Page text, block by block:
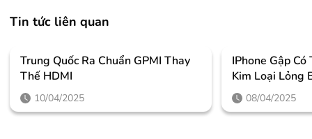
Tin tức liên quan
Trung Quốc Ra Chuẩn GPMI Thay
Thế HDMI
10/04/2025
IPhone Gập
Kim Loại Lỏng
08/04/2025